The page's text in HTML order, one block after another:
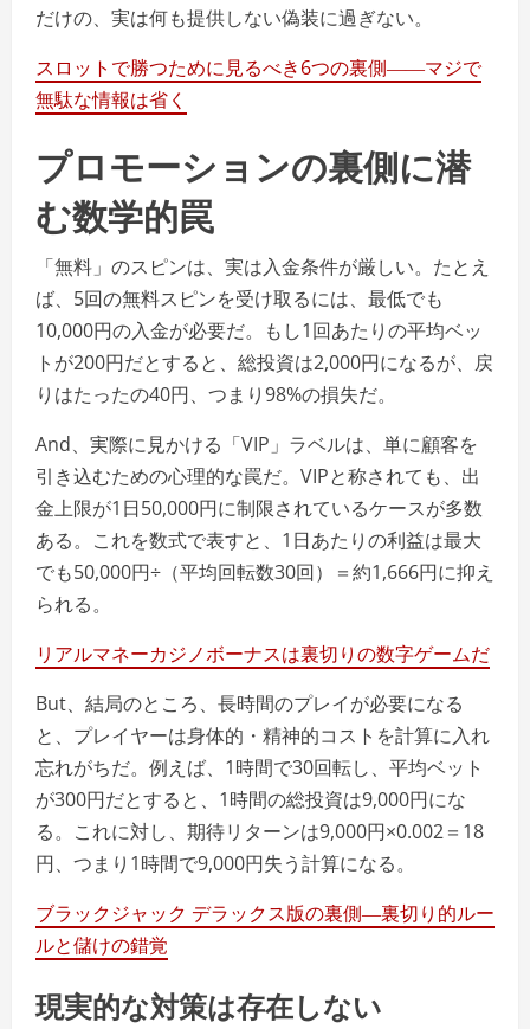
だけの、実は何も提供しない偽装に過ぎない。
スロットで勝つために見るべき6つの裏側――マジで
無駄な情報は省く
プロモーションの裏側に潜
む数学的罠
「無料」のスピンは、実は入金条件が厳しい。たとえ
ば、5回の無料スピンを受け取るには、最低でも
10,000円の入金が必要だ。もし1回あたりの平均ベッ
トが200円だとすると、総投資は2,000円になるが、戻
りはたったの40円、つまり98%の損失だ。
And、実際に見かける「VIP」ラベルは、単に顧客を
引き込むための心理的な罠だ。VIPと称されても、出
金上限が1日50,000円に制限されているケースが多数
ある。これを数式で表すと、1日あたりの利益は最大
でも50,000円÷（平均回転数30回）＝約1,666円に抑え
られる。
リアルマネーカジノボーナスは裏切りの数字ゲームだ
But、結局のところ、長時間のプレイが必要になる
と、プレイヤーは身体的・精神的コストを計算に入れ
忘れがちだ。例えば、1時間で30回転し、平均ベット
が300円だとすると、1時間の総投資は9,000円にな
る。これに対し、期待リターンは9,000円×0.002＝18
円、つまり1時間で9,000円失う計算になる。
ブラックジャック デラックス版の裏側―裏切り的ルー
ルと儲けの錯覚
現実的な対策は存在しない